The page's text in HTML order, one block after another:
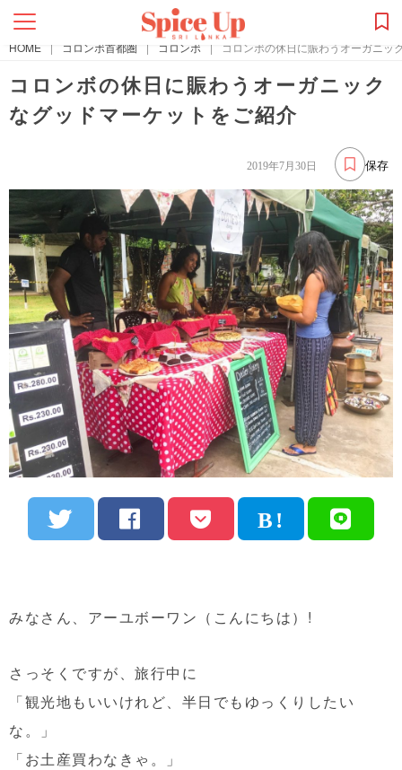
HOME | コロンボ首都圏 | コロンボ | コロンボの休日に賑わうオーガニッ
コロンボの休日に賑わうオーガニック
なグッドマーケットをご紹介
保存
2019年7月30日
みなさん、アーユボーワン（こんにちは）!
さっそくですが、旅行中に
「観光地もいいけれど、半日でもゆっくりしたい
な。」
「お土産買わなきゃ。」